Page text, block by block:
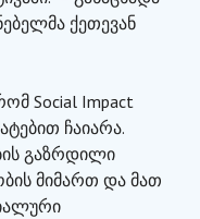
ქეთევან
Social Impact
ჩაიარა.
გაზრდილი
მიმართ და მათ